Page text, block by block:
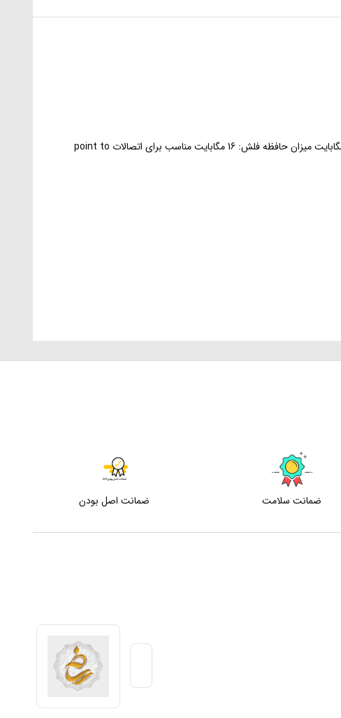
پردازنده: AR9344 فرکانس پردازنده: 600 مگاهرتز سیستم عامل: RouterOS میزان حافظه رم: 64 مگابایت میزان حافظه فلش: 16 مگابایت مناسب برای اتصالات point to
ضمانت سلامت ضمانت اصل بودن